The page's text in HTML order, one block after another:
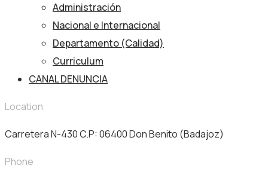
Administración
Nacional e Internacional
Departamento (Calidad)
Curriculum
CANAL DENUNCIA
Location
Carretera N-430 C.P: 06400 Don Benito (Badajoz)
Phone